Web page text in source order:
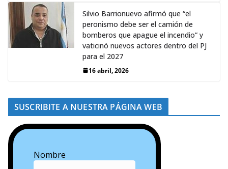
Silvio Barrionuevo afirmó que “el
peronismo debe ser el camión de
bomberos que apague el incendio” y
vaticinó nuevos actores dentro del PJ
para el 2027
16 abril, 2026
SUSCRIBITE A NUESTRA PÁGINA WEB
Nombre